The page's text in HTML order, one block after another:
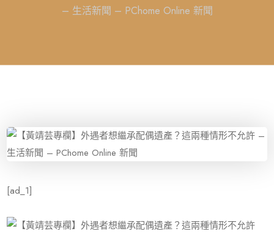
– 生活新聞 – PChome Online 新聞
[ad_1]